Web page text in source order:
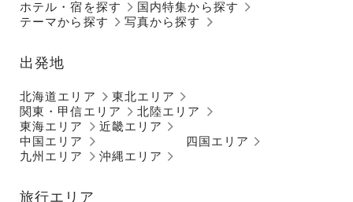
ホテル・宿を探す
国内特集から探す
テーマから探す
写真から探す
出発地
北海道エリア
東北エリア
関東・甲信エリア
北陸エリア
東海エリア
近畿エリア
中国エリア
四国エリア
九州エリア
沖縄エリア
旅行エリア